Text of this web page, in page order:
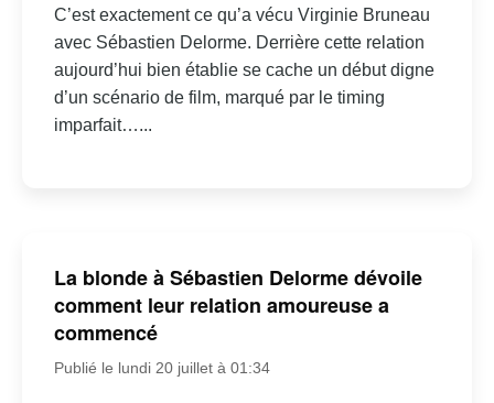
C’est exactement ce qu’a vécu Virginie Bruneau
avec Sébastien Delorme. Derrière cette relation
aujourd’hui bien établie se cache un début digne
d’un scénario de film, marqué par le timing
imparfait…...
La blonde à Sébastien Delorme dévoile
comment leur relation amoureuse a
commencé
Publié le lundi 20 juillet à 01:34